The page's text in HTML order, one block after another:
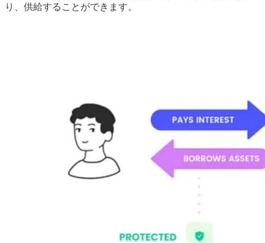
り、供給することができます。